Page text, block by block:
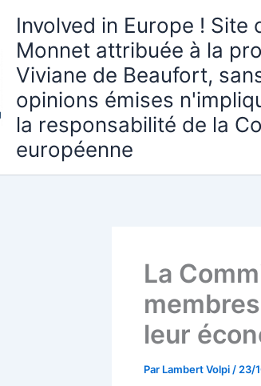
Involved in Europe ! Site
Monnet attribuée à la
Viviane de Beaufort,
opinions émises
la responsabilité de la
européenne
La
leur
Par Lambert Volpi / 23/